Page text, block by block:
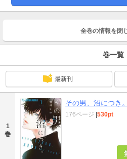
全巻の情報を 閉
巻一覧
最新刊
1
巻
その男、沼につき
176ページ |530pt